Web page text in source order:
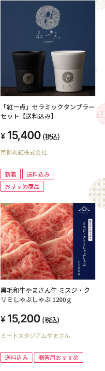
「紅一点」セラミックタンブラー
セット【送料込み】
15,400 (税込)
京都丸紅株式会社
新着
送料込み
おすすめ商品
黒毛和牛やまさん牛 ミスジ・ク
リミしゃぶしゃぶ 1200ｇ
15,200 (税込)
ミートスタジアムやまさん
送料込み 贈答用おすすめ